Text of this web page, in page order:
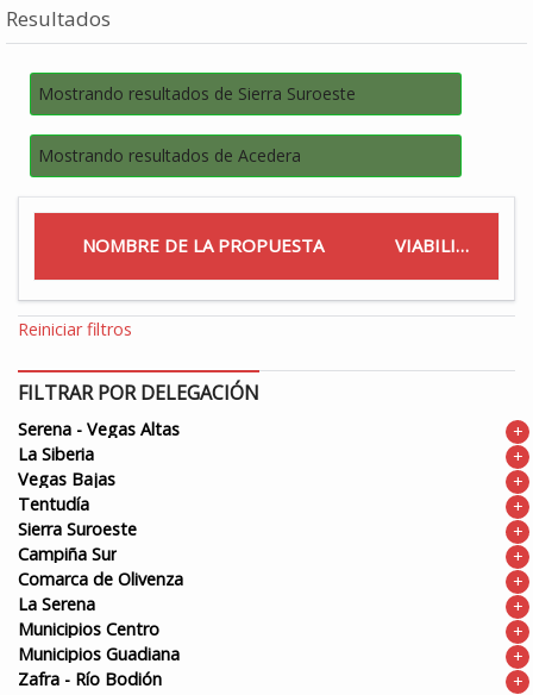
Resultados
Mostrando resultados de Sierra Suroeste
Mostrando resultados de Acedera
NOMBRE DE LA PROPUESTA VIABILIDAD
Reiniciar filtros
FILTRAR POR DELEGACIÓN